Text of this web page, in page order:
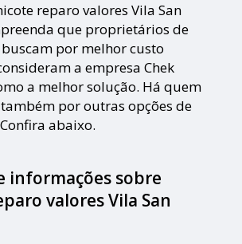
reparo valores Vila San
que proprietários de
por melhor custo
a empresa Chek
a melhor solução. Há quem
por outras opções de
abaixo.
informações sobre
valores Vila San